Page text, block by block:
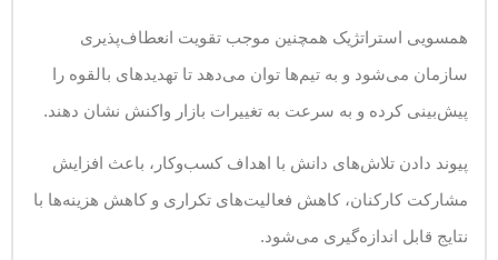
همسویی استراتژیک همچنین موجب تقویت انعطاف‌پذیری
سازمان می‌شود و به تیم‌ها توان می‌دهد تا تهدیدهای بالقوه را
پیش‌بینی کرده و به سرعت به تغییرات بازار واکنش نشان دهند.
پیوند دادن تلاش‌های دانش با اهداف کسب‌وکار، باعث افزایش
مشارکت کارکنان، کاهش فعالیت‌های تکراری و کاهش هزینه‌ها با
نتایج قابل اندازه‌گیری می‌شود.